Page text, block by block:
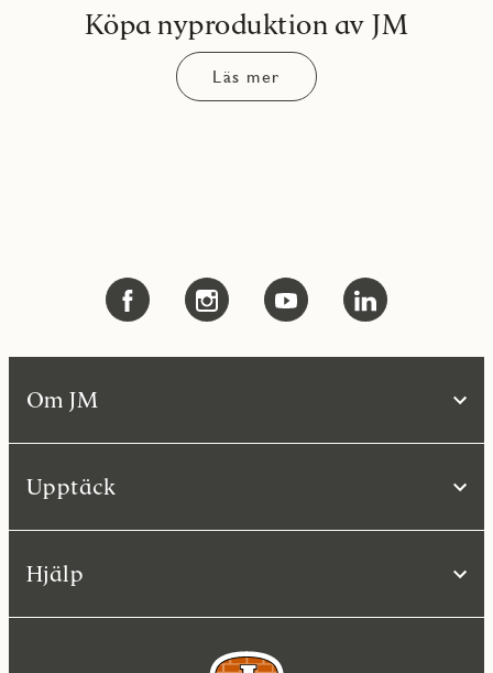
Köpa nyproduktion av JM
Läs mer
Om JM
Upptäck
Hjälp